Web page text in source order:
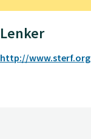
Lenker
http://www.sterf.org